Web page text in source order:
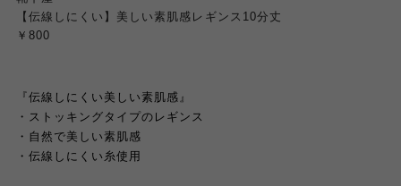
【伝線しにくい】美しい素肌感レギンス10分丈
￥800
『伝線しにくい美しい素肌感』
・ストッキングタイプのレギンス
・自然で美しい素肌感
・伝線しにくい糸使用